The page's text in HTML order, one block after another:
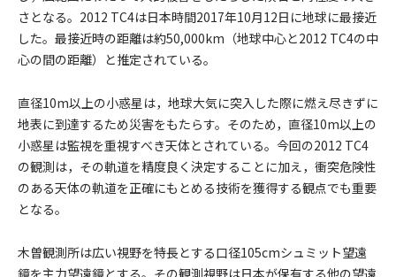
さとなる。2012 TC4は日本時間2017年10月12日に地球に最接近
した。最接近時の距離は約50,000km（地球中心と2012 TC4の中
心の間の距離）と推定されている。
直径10m以上の小惑星は，地球大気に突入した際に燃え尽きずに
地表に到達するため災害をもたらす。そのため，直径10m以上の
小惑星は監視を重視すべき天体とされている。今回の2012 TC4
の観測は，その軌道を精度良く決定することに加え，衝突危険性
のある天体の軌道を正確にもとめる技術を獲得する観点でも重要
となる。
木曽観測所は広い視野を特長とする口径105cmシュミット望遠
鏡を主力望遠鏡とする。その観測視野は日本が保有する他の望遠